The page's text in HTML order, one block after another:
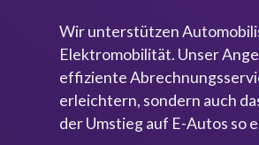
Wir unterstützen
Elektromobilität. Unser
effiziente
erleichtern, sondern auch
der Umstieg auf E-Autos so